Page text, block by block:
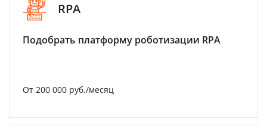
RPA
Подобрать платформу роботизации RPA
От 200 000 руб./месяц